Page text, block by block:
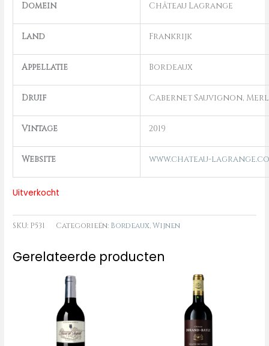
Domein Château Lagrange
Land Frankrijk
Appellatie Bordeaux
Druif Cabernet Sauvignon,
Vintage 2019
Website www.chateau-
Uitverkocht
SKU: P531 Categorieën: Bordeaux,Wijnen
Gerelateerde producten